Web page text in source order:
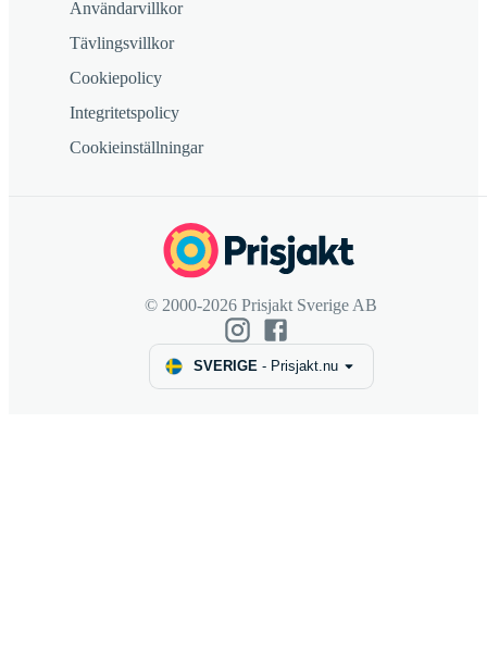
Användarvillkor
Tävlingsvillkor
Cookiepolicy
Integritetspolicy
Cookieinställningar
© 2000-2026 Prisjakt Sverige AB
SVERIGE- Prisjakt.nu